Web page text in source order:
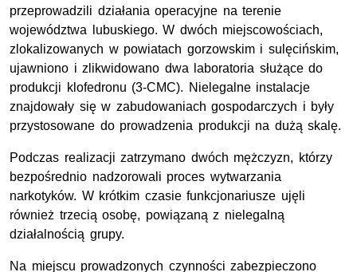
przeprowadzili działania operacyjne na terenie
województwa lubuskiego. W dwóch miejscowościach,
zlokalizowanych w powiatach gorzowskim i sulęcińskim,
ujawniono i zlikwidowano dwa laboratoria służące do
produkcji klofedronu (3-CMC). Nielegalne instalacje
znajdowały się w zabudowaniach gospodarczych i były
przystosowane do prowadzenia produkcji na dużą skalę.
Podczas realizacji zatrzymano dwóch mężczyzn, którzy
bezpośrednio nadzorowali proces wytwarzania
narkotyków. W krótkim czasie funkcjonariusze ujęli
również trzecią osobę, powiązaną z nielegalną
działalnością grupy.
Na miejscu prowadzonych czynności zabezpieczono